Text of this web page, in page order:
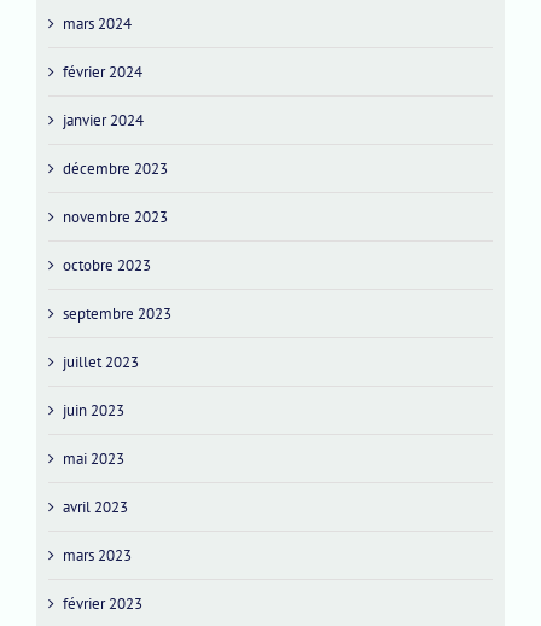
mars 2024
février 2024
janvier 2024
décembre 2023
novembre 2023
octobre 2023
septembre 2023
juillet 2023
juin 2023
mai 2023
avril 2023
mars 2023
février 2023